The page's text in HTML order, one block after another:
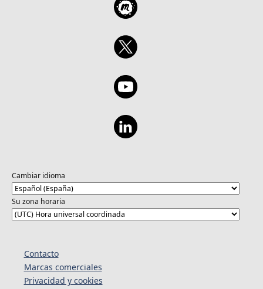
Cambiar idioma
Su zona horaria
Contacto
Marcas comerciales
Privacidad y cookies